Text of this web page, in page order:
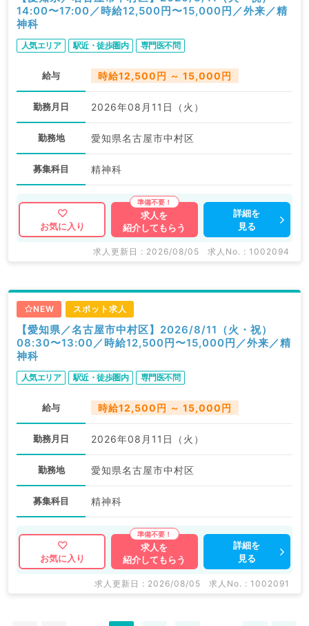
14:00〜17:00／時給12,500円〜15,000円／外来／精
神科
人気エリア 駅近・徒歩圏内 専門医不問
給与 時給12,500円 ～ 15,000円
勤務月日 2026年08月11日（火）
勤務地 愛知県名古屋市中村区
募集科目 精神科
お気に入り
求人を
紹介してもらう
詳細を
見る
求人更新日 : 2026/08/05 求人No. : 1002094
NEW スポット求人
【愛知県／名古屋市中村区】2026/8/11（火・祝）
08:30〜13:00／時給12,500円〜15,000円／外来／精
神科
人気エリア 駅近・徒歩圏内 専門医不問
給与 時給12,500円 ～ 15,000円
勤務月日 2026年08月11日（火）
勤務地 愛知県名古屋市中村区
募集科目 精神科
お気に入り
求人を
紹介してもらう
詳細を
見る
求人更新日 : 2026/08/05 求人No. : 1002091